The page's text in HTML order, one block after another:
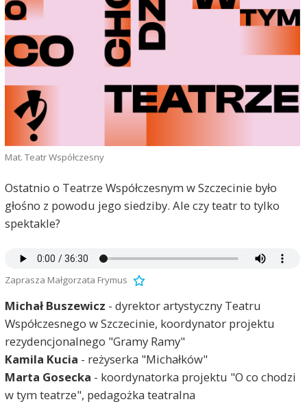
Mat. Teatr Współczesny
Ostatnio o Teatrze Współczesnym w Szczecinie było
głośno z powodu jego siedziby. Ale czy teatr to tylko
spektakle?
Zaprasza Małgorzata Frymus
Michał Buszewicz - dyrektor artystyczny Teatru
Współczesnego w Szczecinie, koordynator projektu
rezydencjonalnego "Gramy Ramy"
Kamila Kucia - reżyserka "Michałków"
Marta Gosecka - koordynatorka projektu "O co chodzi
w tym teatrze", pedagożka teatralna